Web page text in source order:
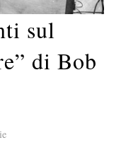
sul
di Bob